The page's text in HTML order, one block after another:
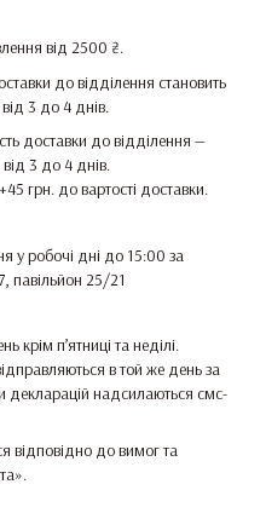
від 2500 ₴.
до відділення становить
3 до 4 днів.
доставки до відділення —
3 до 4 днів.
грн. до вартості доставки.
у робочі дні до 15:00 за
павільйон 25/21
крім п’ятниці та неділі.
в той же день за
декларацій надсилаються смс-
відповідно до вимог та